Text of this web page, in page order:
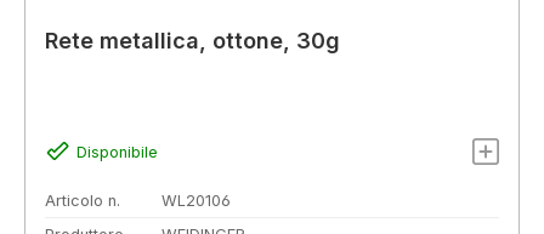
Rete metallica, ottone, 30g
Disponibile
Articolo n.
WL20106